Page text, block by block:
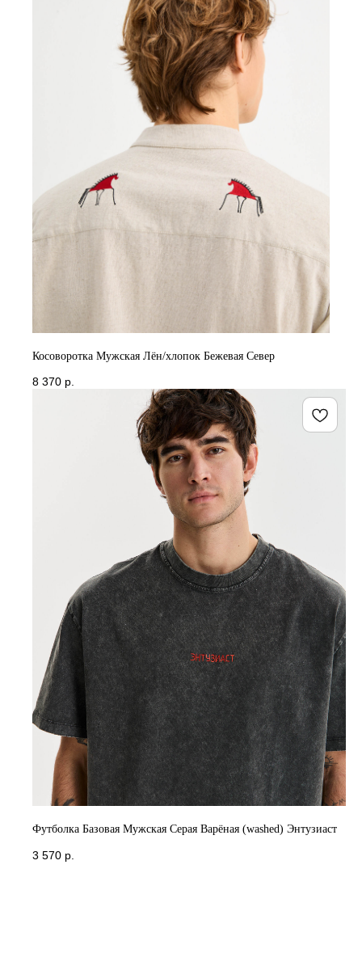
Косоворотка Мужская Лён/хлопок Бежевая Север
8 370 р.
Футболка Базовая Мужская Серая Варёная (washed) Энтузиаст
3 570 р.